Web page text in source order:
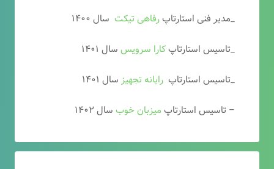
_مدیر فنی استارتاپرفاهی تیکت سال ۱۴۰۰
_تاسیس استارتاپکارا سرویس سال ۱۴۰۱
_تاسیس استارتاپ رایانه تجهیز سال ۱۴۰۱
– تاسیس استارتاپ میزبان خوب سال ۱۴۰۲